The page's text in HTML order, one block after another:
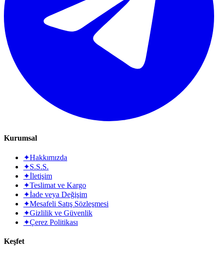
Kurumsal
✦Hakkımızda
✦S.S.S.
✦İletişim
✦Teslimat ve Kargo
✦İade veya Değişim
✦Mesafeli Satış Sözleşmesi
✦Gizlilik ve Güvenlik
✦Çerez Politikası
Keşfet